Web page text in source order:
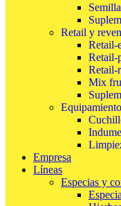
Retail y
Retail-
Retail-
Retail-
Mix
Equipamiento
Empresa
Líneas
Especias y